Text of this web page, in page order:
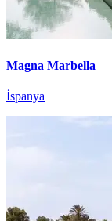
Magna Marbella
İspanya